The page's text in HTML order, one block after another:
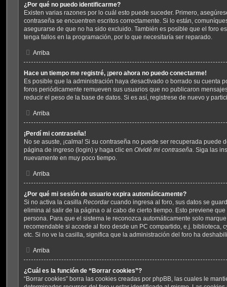
¿Por qué no puedo identificarme?
Existen varias razones por lo cuál esto puede suceder. Primero,
contraseña se encuentren escritos correctamente. Si lo están,
asegurarse de que no ha sido excluido. También es posible que el foro
tenga fallos en la programación, por lo que necesitaría ser reparado.
Arriba
Hace un tiempo me registré, ¡pero ahora no puedo conectarme!
Es posible que la administración haya desactivado o borrado su cuenta
foros periódicamente remueven sus usuarios que no publicaron
reducir el peso de la base de datos. Si es así, registrese de nuevo y
Arriba
¡Perdí mi contraseña!
No se asuste, ¡calma! Si su contraseña no puede ser recuperada puede
página de ingreso (login) y haga clic en Olvidé mi contraseña . Siga las
nuevamente en muy poco tiempo.
Arriba
¿Por qué mi sesión de usuario expira automáticamente?
Si no activa la casilla Recordarcuando ingresa al foro, sus datos se
elimina al salir de la página o al cabo de cierto tiempo. Esto previene
persona. Para que el sistema le reconozca automáticamente solo
recomendable si accede al foro desde un PC compartido, e.j. biblioteca,
etc. Si no ve la casilla, significa que la administración del foro ha
Arriba
¿Cuál es la función de “Borrar cookies”?
“Borrar cookies” borra las cookies creadas por phpBB, las cuales le